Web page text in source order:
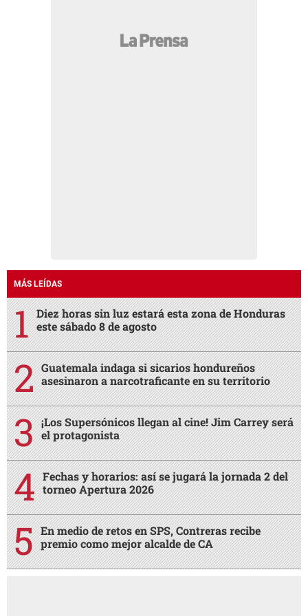
MÁS LEÍDAS
Diez horas sin luz estará esta zona de Honduras
este sábado 8 de agosto
Guatemala indaga si sicarios hondureños
asesinaron a narcotraficante en su territorio
¡Los Supersónicos llegan al cine! Jim Carrey será
el protagonista
Fechas y horarios: así se jugará la jornada 2 del
torneo Apertura 2026
En medio de retos en SPS, Contreras recibe
premio como mejor alcalde de CA